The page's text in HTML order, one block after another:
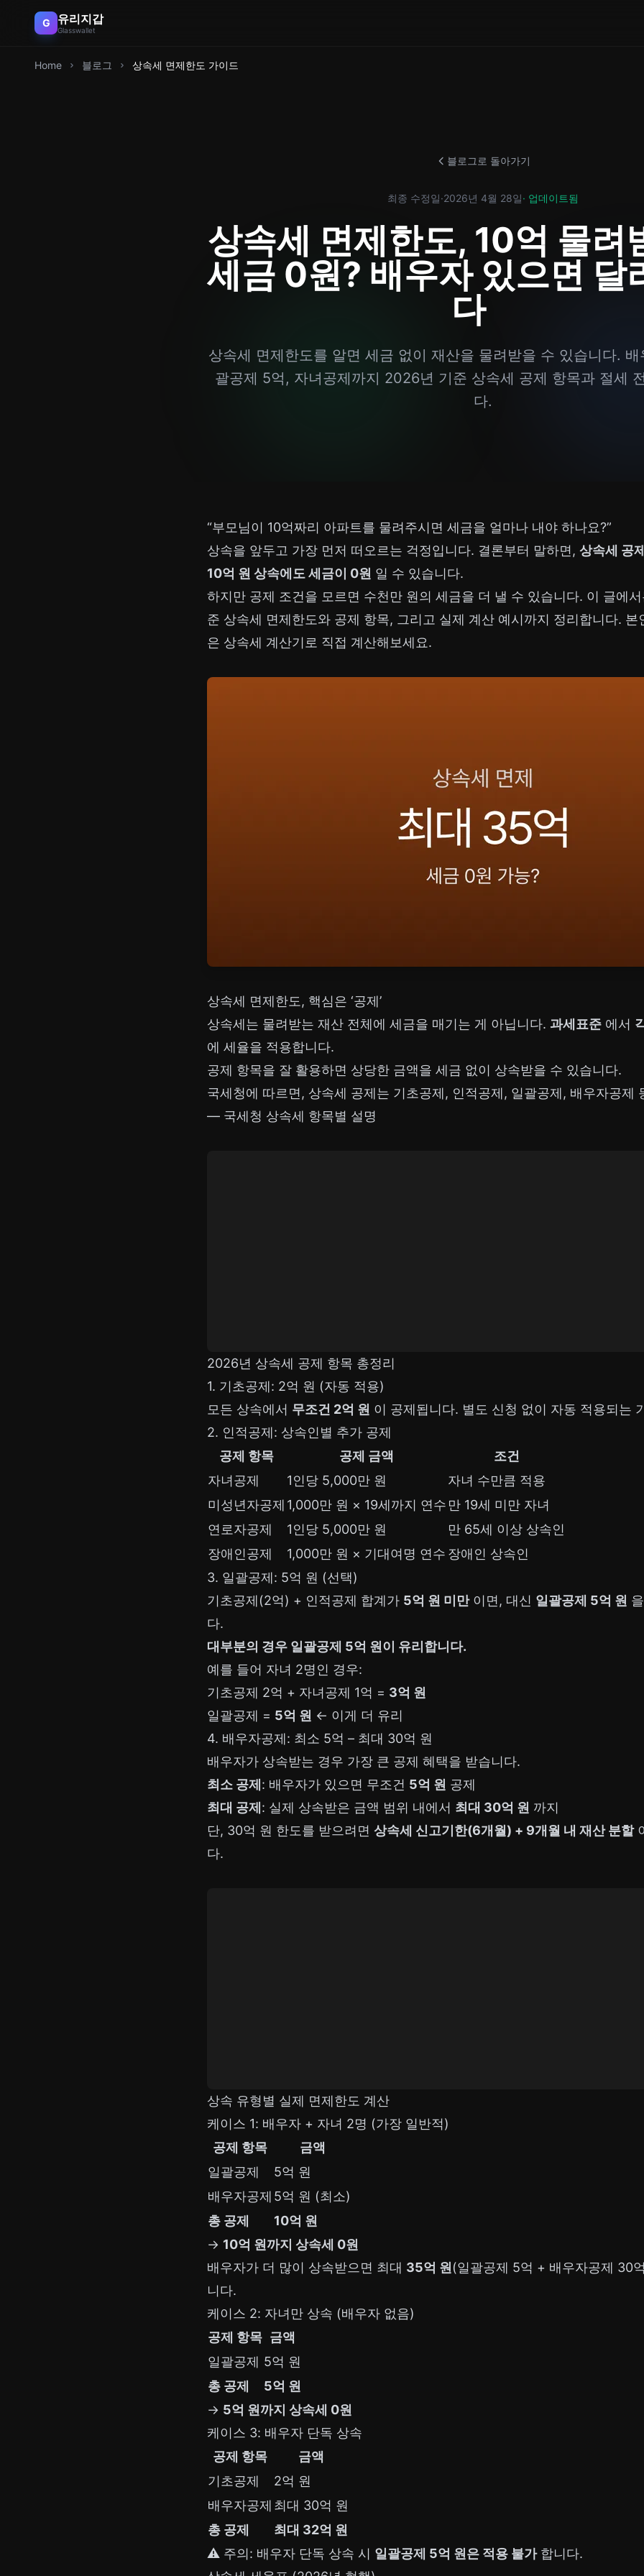
G 유리지갑
Glasswallet
Home 블로그 상속세 면제한도 가이드
블로그로 돌아가기
최종 수정일·2026년 4월 28일· 업데이트됨
상속세 면제한도, 10억 물려
세금 0원? 배우자 있으면 달
다
상속세 면제한도를 알면 세금 없이 재산을 물려받을 수 있습니다.
괄공제 5억, 자녀공제까지 2026년 기준 상속세 공제 항목과 절세
다.
“부모님이 10억짜리 아파트를 물려주시면 세금을 얼마나 내야 하나요?”
상속을 앞두고 가장 먼저 떠오르는 걱정입니다. 결론부터 말하면, 상속세 공
10억 원 상속에도 세금이 0원 일 수 있습니다.
하지만 공제 조건을 모르면 수천만 원의 세금을 더 낼 수 있습니다. 이 글에
준 상속세 면제한도와 공제 항목, 그리고 실제 계산 예시까지 정리합니다. 본
은 상속세 계산기 로 직접 계산해보세요.
상속세 면제한도, 핵심은 ‘공제’
상속세는 물려받는 재산 전체에 세금을 매기는 게 아닙니다. 과세표준 에서
에 세율을 적용합니다.
공제 항목을 잘 활용하면 상당한 금액을 세금 없이 상속받을 수 있습니다.
국세청에 따르면, 상속세 공제는 기초공제, 인적공제, 일괄공제, 배우자공제
— 국세청 상속세 항목별 설명
2026년 상속세 공제 항목 총정리
1. 기초공제: 2억 원 (자동 적용)
모든 상속에서 무조건 2억 원 이 공제됩니다. 별도 신청 없이 자동 적용되는
2. 인적공제: 상속인별 추가 공제
공제 항목
공제 금액
조건
자녀공제
1인당 5,000만 원
자녀 수만큼 적용
미성년자공제 1,000만 원 × 19세까지 연수 만 19세 미만 자녀
연로자공제
1인당 5,000만 원
만 65세 이상 상속인
장애인공제
1,000만 원 × 기대여명 연수 장애인 상속인
3. 일괄공제: 5억 원 (선택)
기초공제(2억) + 인적공제 합계가 5억 원 미만이면, 대신 일괄공제 5억 원
다.
대부분의 경우 일괄공제 5억 원이 유리합니다.
예를 들어 자녀 2명인 경우:
기초공제 2억 + 자녀공제 1억 = 3억 원
일괄공제 = 5억 원 ← 이게 더 유리
4. 배우자공제: 최소 5억 – 최대 30억 원
배우자가 상속받는 경우 가장 큰 공제 혜택을 받습니다.
최소 공제 : 배우자가 있으면 무조건 5억 원 공제
최대 공제 : 실제 상속받은 금액 범위 내에서 최대 30억 원 까지
단, 30억 원 한도를 받으려면 상속세 신고기한(6개월) + 9개월 내 재산 분할
다.
상속 유형별 실제 면제한도 계산
케이스 1: 배우자 + 자녀 2명 (가장 일반적)
공제 항목
금액
일괄공제
5억 원
배우자공제 5억 원 (최소)
총 공제
10억 원
→ 10억 원까지 상속세 0원
배우자가 더 많이 상속받으면 최대 35억 원 (일괄공제 5억 + 배우자공제 30
니다.
케이스 2: 자녀만 상속 (배우자 없음)
공제 항목 금액
일괄공제 5억 원
총 공제
5억 원
→ 5억 원까지 상속세 0원
케이스 3: 배우자 단독 상속
공제 항목
금액
기초공제
2억 원
배우자공제 최대 30억 원
총 공제
최대 32억 원
⚠️ 주의: 배우자 단독 상속 시 일괄공제 5억 원은 적용 불가합니다.